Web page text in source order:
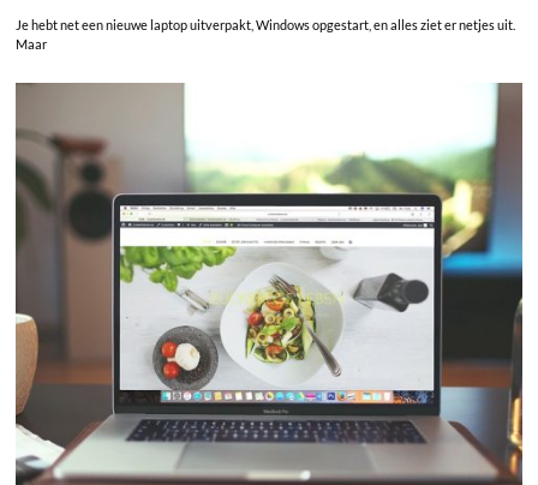
Je hebt net een nieuwe laptop uitverpakt, Windows opgestart, en alles ziet er netjes uit.
Maar